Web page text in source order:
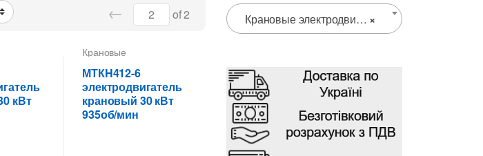
← of 2
кВт
Крановые
МТКH412-6
электродвигатель
крановый 30 кВт
935об/мин
×
Крановые электродвигатели